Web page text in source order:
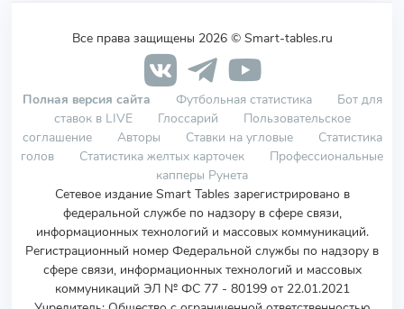
Все права защищены 2026 © Smart-tables.ru
Полная версия сайта Футбольная статистика
Бот для
ставок в LIVE
Глоссарий
Пользовательское
соглашение
Авторы Ставки на угловые
Статистика
голов
Статистика желтых карточек
Профессиональные
капперы Рунета
Сетевое издание Smart Tables зарегистрировано в
федеральной службе по надзору в сфере связи,
информационных технологий и массовых коммуникаций.
Регистрационный номер Федеральной службы по надзору в
сфере связи, информационных технологий и массовых
коммуникаций ЭЛ № ФС 77 - 80199 от 22.01.2021